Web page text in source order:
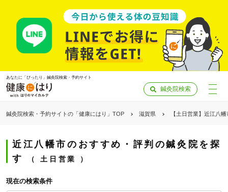
あなたに「ぴったり」鍼灸院検索・予約サイト
鍼灸院検索
鍼灸院検索・予約サイトの「健康にはり」TOP 滋賀県 【土日営業】近江八
近江八幡市のおすすめ・評判の鍼灸院を探
す
土日営業
現在の検索条件